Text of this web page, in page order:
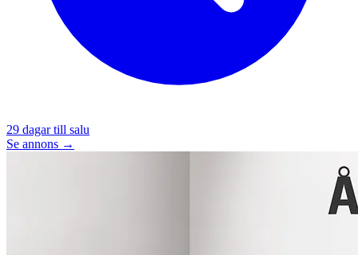
29 dagar till salu
Se annons →